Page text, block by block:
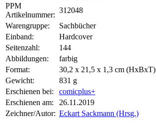
PPM
Artikelnummer:
312048
Warengruppe:
Sachbücher
Einband:
Hardcover
Seitenzahl:
144
Abbildungen:
farbig
Format:
30,2 x 21,5 x 1,3 cm (HxBxT)
Gewicht:
831 g
Erschienen bei:
comicplus+
Erschienen am:
26.11.2019
Zeichner/Autor: Eckart Sackmann (Hrsg.)